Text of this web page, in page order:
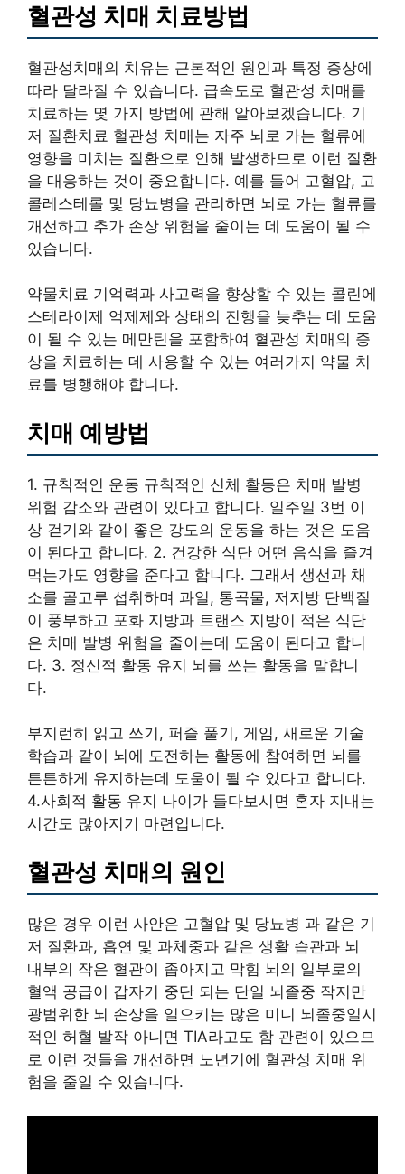
혈관성 치매 치료방법
혈관성치매의 치유는 근본적인 원인과 특정 증상에
따라 달라질 수 있습니다. 급속도로 혈관성 치매를
치료하는 몇 가지 방법에 관해 알아보겠습니다. 기
저 질환치료 혈관성 치매는 자주 뇌로 가는 혈류에
영향을 미치는 질환으로 인해 발생하므로 이런 질환
을 대응하는 것이 중요합니다. 예를 들어 고혈압, 고
콜레스테롤 및 당뇨병을 관리하면 뇌로 가는 혈류를
개선하고 추가 손상 위험을 줄이는 데 도움이 될 수
있습니다.
약물치료 기억력과 사고력을 향상할 수 있는 콜린에
스테라이제 억제제와 상태의 진행을 늦추는 데 도움
이 될 수 있는 메만틴을 포함하여 혈관성 치매의 증
상을 치료하는 데 사용할 수 있는 여러가지 약물 치
료를 병행해야 합니다.
치매 예방법
1. 규칙적인 운동 규칙적인 신체 활동은 치매 발병
위험 감소와 관련이 있다고 합니다. 일주일 3번 이
상 걷기와 같이 좋은 강도의 운동을 하는 것은 도움
이 된다고 합니다. 2. 건강한 식단 어떤 음식을 즐겨
먹는가도 영향을 준다고 합니다. 그래서 생선과 채
소를 골고루 섭취하며 과일, 통곡물, 저지방 단백질
이 풍부하고 포화 지방과 트랜스 지방이 적은 식단
은 치매 발병 위험을 줄이는데 도움이 된다고 합니
다. 3. 정신적 활동 유지 뇌를 쓰는 활동을 말합니
다.
부지런히 읽고 쓰기, 퍼즐 풀기, 게임, 새로운 기술
학습과 같이 뇌에 도전하는 활동에 참여하면 뇌를
튼튼하게 유지하는데 도움이 될 수 있다고 합니다.
4.사회적 활동 유지 나이가 들다보시면 혼자 지내는
시간도 많아지기 마련입니다.
혈관성 치매의 원인
많은 경우 이런 사안은 고혈압 및 당뇨병 과 같은 기
저 질환과, 흡연 및 과체중과 같은 생활 습관과 뇌
내부의 작은 혈관이 좁아지고 막힘 뇌의 일부로의
혈액 공급이 갑자기 중단 되는 단일 뇌졸중 작지만
광범위한 뇌 손상을 일으키는 많은 미니 뇌졸중일시
적인 허혈 발작 아니면 TIA라고도 함 관련이 있으므
로 이런 것들을 개선하면 노년기에 혈관성 치매 위
험을 줄일 수 있습니다.